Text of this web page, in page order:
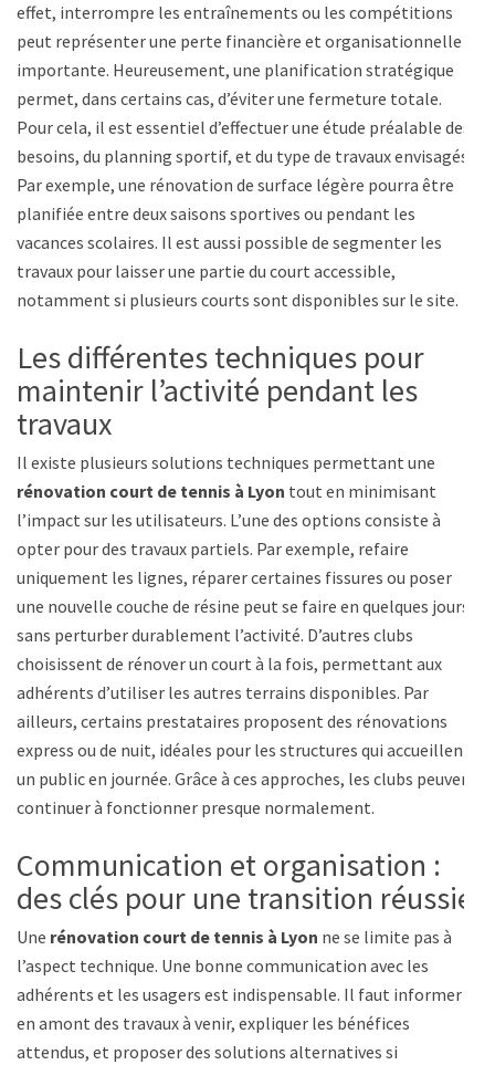
effet, interrompre les entraînements ou les compétitions
peut représenter une perte financière et organisationnelle
importante. Heureusement, une planification stratégique
permet, dans certains cas, d’éviter une fermeture totale.
Pour cela, il est essentiel d’effectuer une étude préalable des
besoins, du planning sportif, et du type de travaux envisagés.
Par exemple, une rénovation de surface légère pourra être
planifiée entre deux saisons sportives ou pendant les
vacances scolaires. Il est aussi possible de segmenter les
travaux pour laisser une partie du court accessible,
notamment si plusieurs courts sont disponibles sur le site.
Les différentes techniques pour
maintenir l’activité pendant les
travaux
Il existe plusieurs solutions techniques permettant une
rénovation court de tennis à Lyon tout en minimisant
l’impact sur les utilisateurs. L’une des options consiste à
opter pour des travaux partiels. Par exemple, refaire
uniquement les lignes, réparer certaines fissures ou poser
une nouvelle couche de résine peut se faire en quelques jours,
sans perturber durablement l’activité. D’autres clubs
choisissent de rénover un court à la fois, permettant aux
adhérents d’utiliser les autres terrains disponibles. Par
ailleurs, certains prestataires proposent des rénovations
express ou de nuit, idéales pour les structures qui accueillent
un public en journée. Grâce à ces approches, les clubs peuvent
continuer à fonctionner presque normalement.
Communication et organisation :
des clés pour une transition réussie
Une rénovation court de tennis à Lyon ne se limite pas à
l’aspect technique. Une bonne communication avec les
adhérents et les usagers est indispensable. Il faut informer
en amont des travaux à venir, expliquer les bénéfices
attendus, et proposer des solutions alternatives si